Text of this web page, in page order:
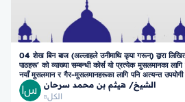
04 शेख बिन बाज (अल्लाहले उनीमाथि कृपा गरून्) द्वारा
पाठहरू' को व्याख्या सम्बन्धी कोर्स यो प्रत्येक मुसलमानका
नयाँ मुसलमान र गैर-मुसलमानहरूका लागि पनि अत्यन्त
الشيخ/ هيثم بن محمد سرحان
вالكل